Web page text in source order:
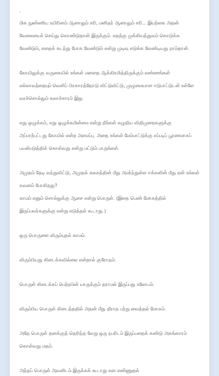
மிக நுண்ணிய உயிரினம் ஆனாலும் சரி மனிதர் ஆனாலும் சரி இயற்கை அதன்
வேலையைச் செய்து கொண்டுதான் இருக்கும். எதற்கு முக்கியத்துவம் கொடுக்க
வேண்டும் எதைக் கடந்து போக வேண்டும் என்று முடிவு எடுக்க வேண்டியது நாம்தான்.
கோயிலுக்கு வருகையில் உங்கள் மனதை ஆக்கிரமித்திருக்கும் எண்ணங்கள்
எல்லாவற்றையும் வெளிப் பிரகாரத்தோடு விட்டுவிட்டு முழுமையான ஈடுபாட்டுடன் உள்ளே
வரச்சொல்லும் கலாச்சாரம் இது.
எது ஒழுக்கம் எது ஒழுக்கமின்மை என்று நீங்கள் எழுதிய விதிமுறைகளுக்கு
அப்பாற்பட்டது கோயில் என்ற அமைப்பு. அதை உங்கள் மேம்பாட்டுக்கு எப்படிப் பூரணமாகப்
பயன்படுத்திக் கொள்வது என்று மட்டும் பாருங்கள்.
அமுதம் தேடி வந்துவிட்டு அமுதக் கலசத்தின் மீது அமர்ந்துள்ள ஈக்களின் மீது ஏன் உங்கள்
கவனம் போகிறது?
காமம் எனும் சொல்லுக்கு ஆசை என்று பொருள். (இதை பெண் மோகத்தில்
இருப்பவர்களுக்கு என்று எடுத்தல் கூடாது.)
ஒரு பொருளை விரும்புதல் காமம்.
விரும்பியது கிடைக்கவில்லை என்றால் குரோதம்.
பொருள் கிடைக்கப் பெற்றபின் யாருக்கும் தராமல் இருப்பது உலோபம்.
விரும்பிய பொருள் கிடைத்ததில் அதன் மீது தீராத பற்று வைத்தல் மோகம்.
அதே பொருள் தனக்குத் தெரிந்த வேறு ஒரு நபரிடம் இருப்பதைக் கண்டு அகங்காரம்
கொள்வது மதம்.
அந்தப் பொருள் அவனிடம் இருக்கக் கூடாது என எண்ணுதல்